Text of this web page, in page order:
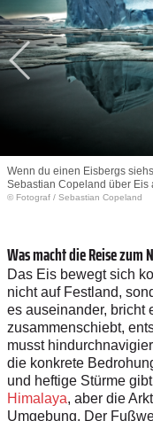
Wenn du einen Eisbergs
Sebastian Copeland über Eis
© Fotograf / Sebastian Copeland
Was macht die Reise
Das Eis bewegt sich
nicht auf Festland,
es auseinander, bricht
zusammenschiebt,
musst
die konkrete
und heftige Stürme
Himalaya, aber die
Umgebung. Der